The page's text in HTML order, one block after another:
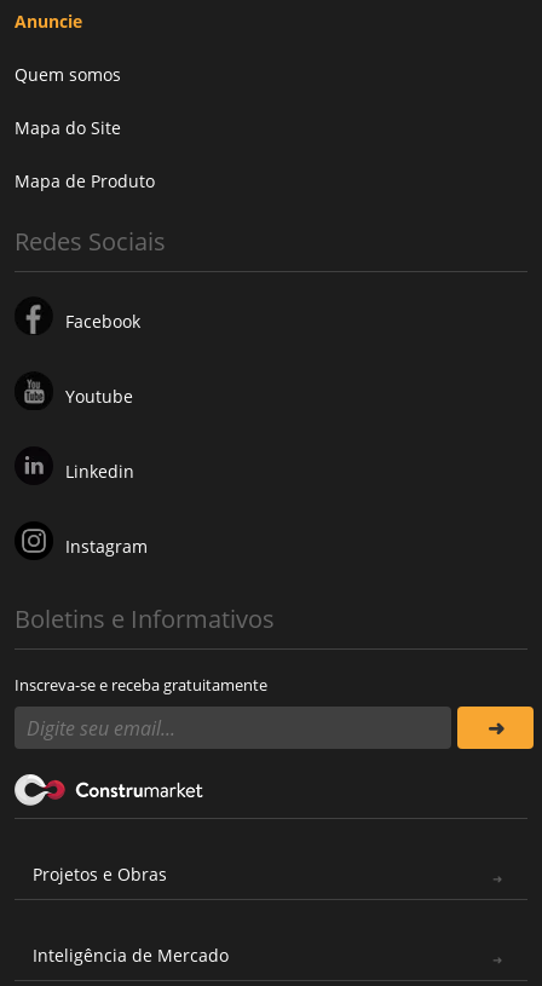
Anuncie
Quem somos
Mapa do Site
Mapa de Produto
Redes Sociais
Facebook
Youtube
Linkedin
Instagram
Boletins e Informativos
Inscreva-se e receba gratuitamente
Projetos e Obras
Inteligência de Mercado